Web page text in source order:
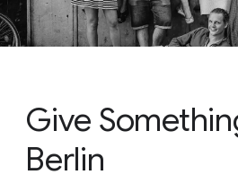
Give
Berlin